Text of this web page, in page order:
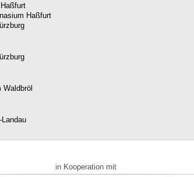
Haßfurt
Waldbröl
in Kooperation mit